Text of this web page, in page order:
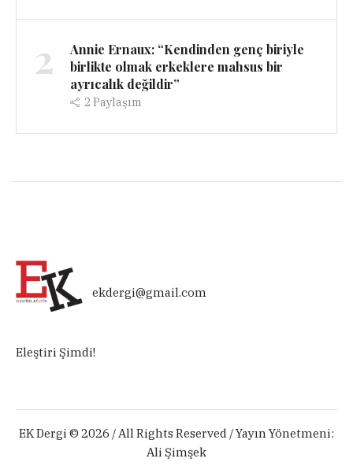
2
Annie Ernaux: “Kendinden genç biriyle
birlikte olmak erkeklere mahsus bir
ayrıcalık değildir”
2 Paylaşım
ekdergi@gmail.com
Eleştiri Şimdi!
EK Dergi © 2026 / All Rights Reserved / Yayın Yönetmeni:
Ali Şimşek